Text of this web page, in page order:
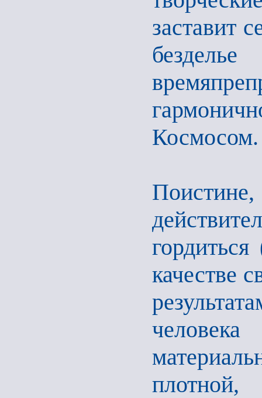
заставит
Космосом.
Поистине,
качестве